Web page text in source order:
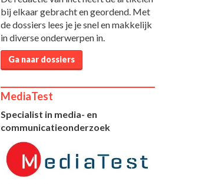
bij elkaar gebracht en geordend. Met
de dossiers lees je je snel en makkelijk
in diverse onderwerpen in.
Ga naar dossiers
MediaTest
Specialist in media- en
communicatieonderzoek